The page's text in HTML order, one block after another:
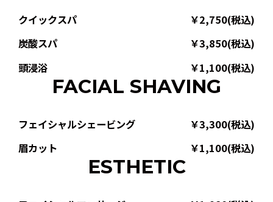
クイックスパ
￥2,750(税込)
炭酸スパ
￥3,850(税込)
頭浸浴
￥1,100(税込)
FACIAL SHAVING
フェイシャルシェービング
￥3,300(税込)
眉カット
￥1,100(税込)
ESTHETIC